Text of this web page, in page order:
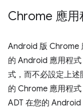
Chrome 應用
Android 版 Chrome
的 Android 應用程
式，而不必設定上
的 Chrome 應用程
ADT 在您的 Android